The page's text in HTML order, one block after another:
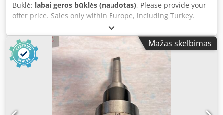
Būklė: labai geros būklės (naudotas), Please provide your
offer price. Sales only within Europe, including Turkey.
Price excluding packaging; Delivery terms: FCA (machine
location) ===== For technical specifications, please refer to
the attached handout. All warranty and guarantee rights
are excluded. We do not assume any responsibility for the
accuracy of the technical data and year of manufacture,
the completeness of accessories and tool equipment, or
compliance with all safety and environmental protection
requirements specified in accident prevention regulations.
No sales to private individuals. Crsdezipwhepfx Aphof
Mažas skelbimas